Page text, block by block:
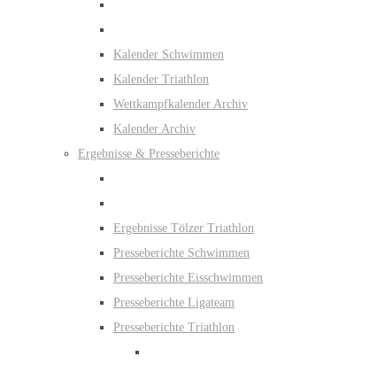
Kalender Schwimmen
Kalender Triathlon
Wettkampfkalender Archiv
Kalender Archiv
Ergebnisse & Presseberichte
Ergebnisse Tölzer Triathlon
Presseberichte Schwimmen
Presseberichte Eisschwimmen
Presseberichte Ligateam
Presseberichte Triathlon